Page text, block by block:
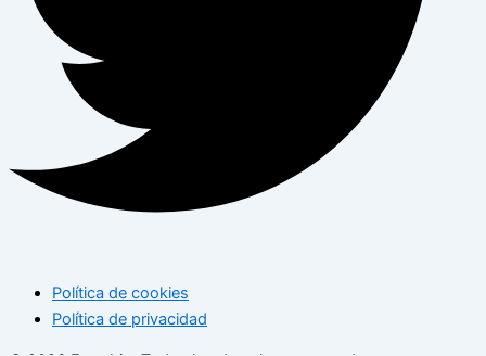
Política de cookies
Política de privacidad